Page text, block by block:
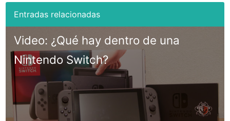
Video: ¿Qué hay dentro de una
Nintendo Switch?